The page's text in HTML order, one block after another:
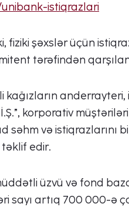
istiqrazlari
fiziki şəxslər üçün
tərəfindən
kağızların
korporativ
səhm və istiqrazlarını
edir.
üzvü və fond
sayı artıq 700 000-ə